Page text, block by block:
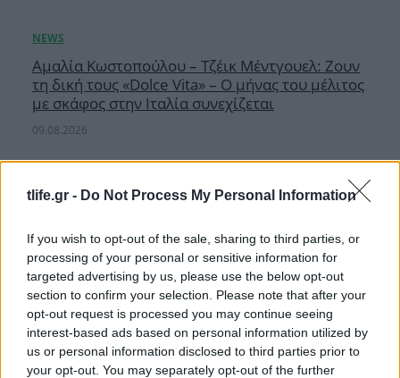
tlife.gr - Do Not Process My Personal Information
If you wish to opt-out of the sale, sharing to third parties, or
processing of your personal or sensitive information for
targeted advertising by us, please use the below opt-out
section to confirm your selection. Please note that after your
opt-out request is processed you may continue seeing
interest-based ads based on personal information utilized by
us or personal information disclosed to third parties prior to
your opt-out. You may separately opt-out of the further
Αμαλία Κωστοπούλου – Τζέικ Μέντγουελ: Ζουν
τη δική τους «Dolce Vita» – Ο μήνας του μέλιτος
με σκάφος στην Ιταλία συνεχίζεται
09.08.2026